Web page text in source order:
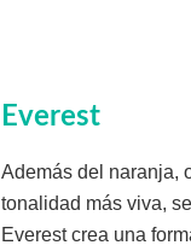
Everest
Además del naranja,
tonalidad más viva,
Everest crea una